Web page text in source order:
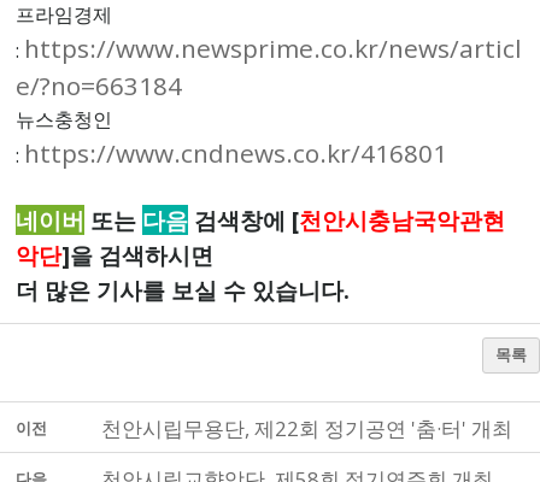
프라임경제
: https://www.newsprime.co.kr/news/articl
e/?no=663184
뉴스충청인
: https://www.cndnews.co.kr/416801
네이버 또는 다음 검색창에 [천안시충남국악관현
악단]을 검색하시면
더 많은 기사를 보실 수 있습니다.
목록
이전 천안시립무용단, 제22회 정기공연 '춤·터' 개최